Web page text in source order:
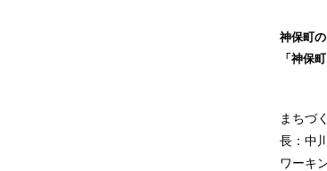
神保町
「神保
まちづ
長：中
ワーキ